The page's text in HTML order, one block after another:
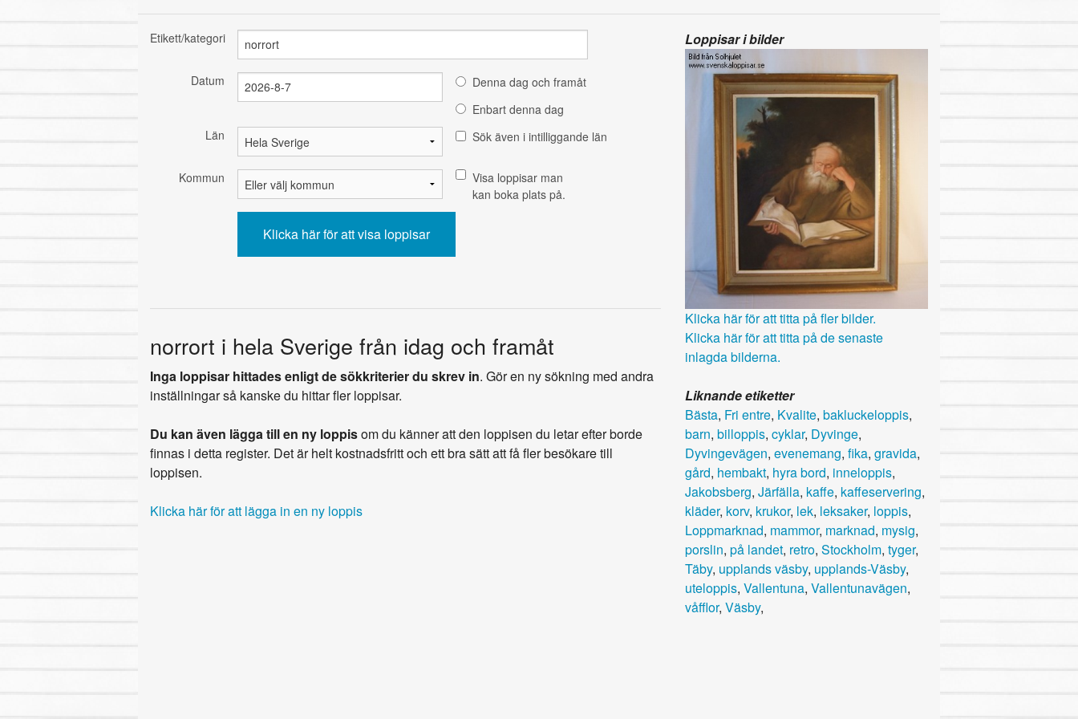
Etikett/kategori
Datum
Denna dag och framåt
Enbart denna dag
Län
Sök även i intilliggande län
Kommun
Visa loppisar man
kan boka plats på.
norrort i hela Sverige från idag och framåt
Inga loppisar hittades enligt de sökkriterier du skrev in. Gör en ny sökning med andra
inställningar så kanske du hittar fler loppisar.
Du kan även lägga till en ny loppisom du känner att den loppisen du letar efter borde
finnas i detta register. Det är helt kostnadsfritt och ett bra sätt att få fler besökare till
loppisen.
Klicka här för att lägga in en ny loppis
Loppisar i bilder
Klicka här för att titta på fler bilder.
Klicka här för att titta på de senaste
inlagda bilderna.
Liknande etiketter
Bästa, Fri entre, Kvalite, bakluckeloppis,
barn, billoppis, cyklar, Dyvinge,
Dyvingevägen, evenemang, fika, gravida,
gård, hembakt, hyra bord, inneloppis,
Jakobsberg, Järfälla, kaffe, kaffeservering,
kläder, korv, krukor, lek, leksaker, loppis,
Loppmarknad, mammor, marknad, mysig,
porslin, på landet, retro, Stockholm, tyger,
Täby, upplands väsby, upplands-Väsby,
uteloppis, Vallentuna, Vallentunavägen,
våfflor, Väsby,